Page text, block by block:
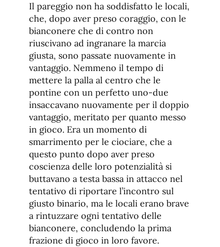
Il pareggio non ha soddisfatto le locali,
che, dopo aver preso coraggio, con le
bianconere che di contro non
riuscivano ad ingranare la marcia
giusta, sono passate nuovamente in
vantaggio. Nemmeno il tempo di
mettere la palla al centro che le
pontine con un perfetto uno-due
insaccavano nuovamente per il doppio
vantaggio, meritato per quanto messo
in gioco. Era un momento di
smarrimento per le ciociare, che a
questo punto dopo aver preso
coscienza delle loro potenzialità si
buttavano a testa bassa in attacco nel
tentativo di riportare l’incontro sul
giusto binario, ma le locali erano brave
a rintuzzare ogni tentativo delle
bianconere, concludendo la prima
frazione di gioco in loro favore.